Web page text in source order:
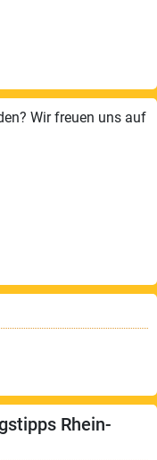
Wir freuen uns auf
Rhein-